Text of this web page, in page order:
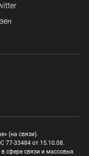
(на связи).
77-33484 от 15.10.08.
сфере связи и массовых